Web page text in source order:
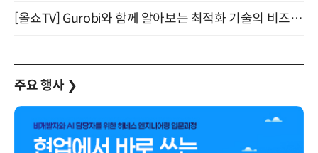
[올쇼TV] Gurobi와 함께 알아보는 최적화 기술의 비즈니스 활용 (8월 20일 생방송)
주요 행사 ❯